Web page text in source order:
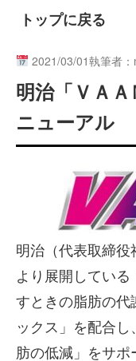
トップに戻る
2021/03/01執筆者
明治「ＶＡ
ニューアル
明治（代表取締
より展開してい
すときの脂肪の代
ックス」を配合
肪の低減」をサ